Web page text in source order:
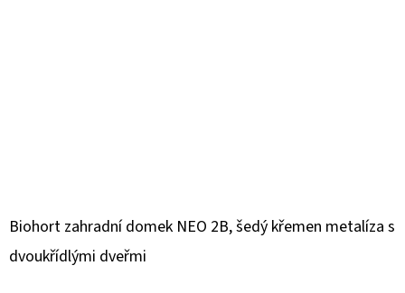
Biohort zahradní domek NEO 2B, šedý křemen metalíza s
dvoukřídlými dveřmi